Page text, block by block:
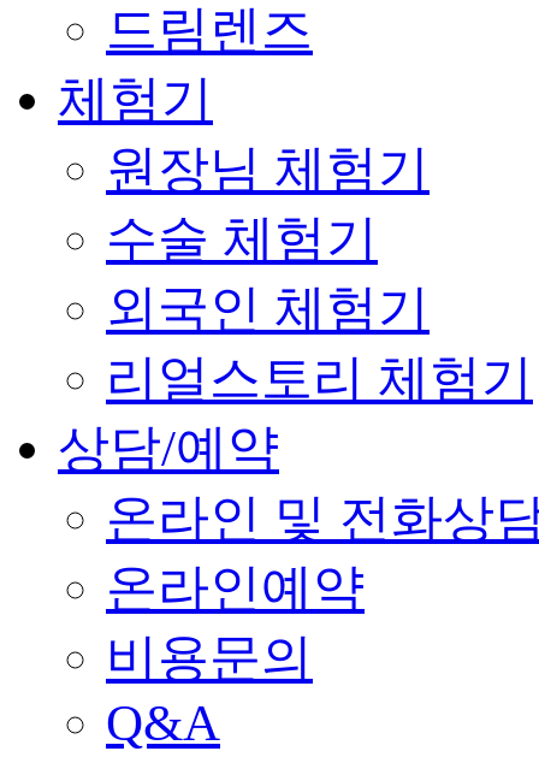
드림렌즈
체험기
원장님 체험기
수술 체험기
외국인 체험기
리얼스토리 체험기
상담/예약
온라인 및 전화상
온라인예약
비용문의
Q&A